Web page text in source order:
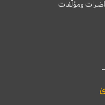
ومؤلّفات